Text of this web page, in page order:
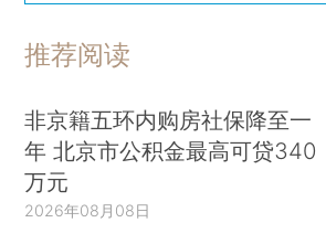
推荐阅读
非京籍五环内购房社保降至一
年 北京市公积金最高可贷340
万元
2026年08月08日